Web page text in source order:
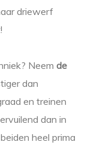
driewerf
Neem de
dan
en treinen
dan in
heel prima